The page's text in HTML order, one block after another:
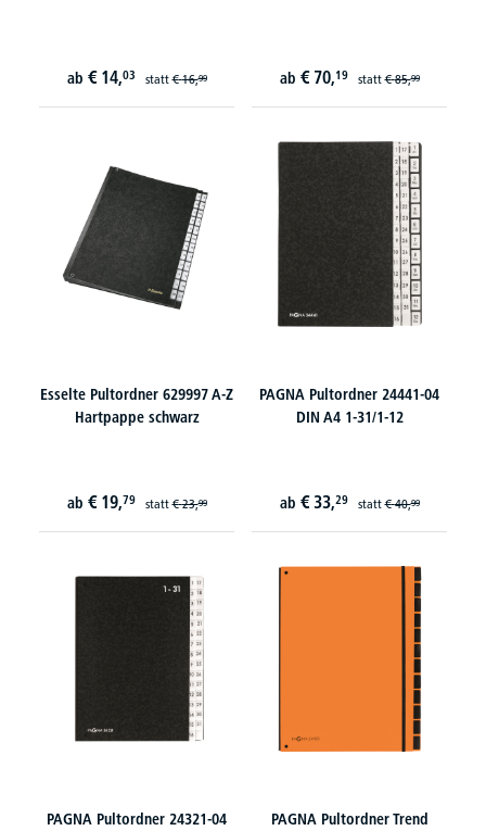
ab € 14,03 statt€ 16,99 ab € 70,19 statt€ 85,99
Esselte Pultordner 629997 A-Z
Hartpappe schwarz
ab € 19,79 statt€ 23,99
PAGNA Pultordner 24441-04
DIN A4 1-31/1-12
ab € 33,29 statt€ 40,99
PAGNA Pultordner 24321-04
PAGNA Pultordner Trend